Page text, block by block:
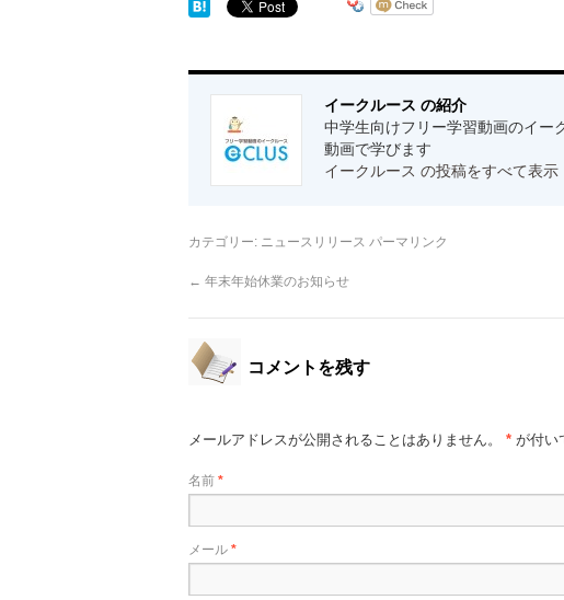
イークルース の紹介
中学生向けフリー学習動画のイー
動画で学びます
イークルース の投稿をすべて表示
カテゴリー: ニュースリリース パーマリンク
← 年末年始休業のお知らせ
コメントを残す
メールアドレスが公開されることはありません。 * が付い
名前 *
メール *